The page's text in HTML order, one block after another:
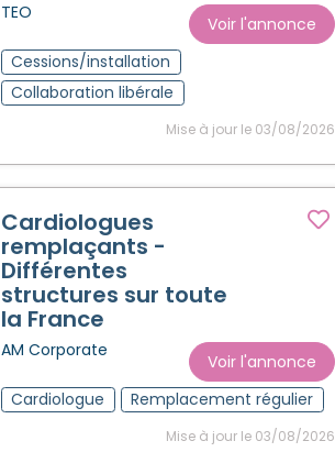
TEO
Voir l'annonce
Cessions/installation
Collaboration libérale
Mise à jour le 03/08/2026
Cardiologues
remplaçants -
Différentes
structures sur toute
la France
AM Corporate
Voir l'annonce
Cardiologue
Remplacement régulier
Mise à jour le 03/08/2026